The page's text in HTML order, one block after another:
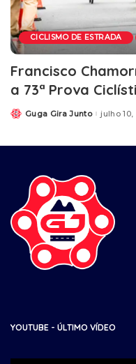
CICLISMO DE ESTRADA
Francisco
a 73ª Prova
Guga Gira Junto julho 10,
YOUTUBE - ÚLTIMO VÍDEO